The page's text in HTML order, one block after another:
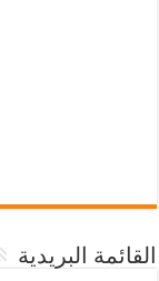
القائمة البريدية